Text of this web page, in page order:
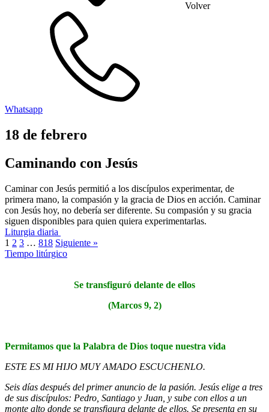
Volver
Whatsapp
18 de febrero
Caminando con Jesús
Caminar con Jesús permitió a los discípulos experimentar, de
primera mano, la compasión y la gracia de Dios en acción. Caminar
con Jesús hoy, no debería ser diferente. Su compasión y su gracia
siguen disponibles para quien quiera experimentarlas.
Liturgia diaria
1 2 3 … 818 Siguiente »
Tiempo litúrgico
Se transfiguró delante de ellos
(Marcos 9, 2)
Permitamos que la Palabra de Dios toque nuestra vida
ESTE ES MI HIJO MUY AMADO ESCUCHENLO.
Seis días después del primer anuncio de la pasión. Jesús elige a tres
de sus discípulos: Pedro, Santiago y Juan, y sube con ellos a un
monte alto donde se transfigura delante de ellos. Se presenta en su